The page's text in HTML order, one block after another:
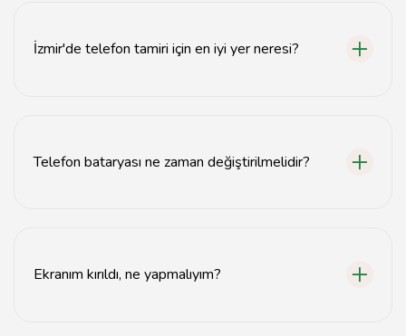
İzmir'de telefon tamiri için en iyi yer neresi?
Telefon bataryası ne zaman değiştirilmelidir?
Ekranım kırıldı, ne yapmalıyım?